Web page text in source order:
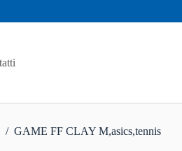
/ GAME FF CLAY M,asics,tennis